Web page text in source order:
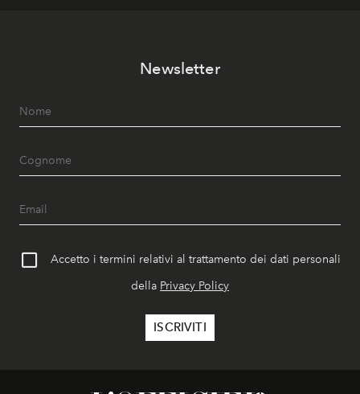
Newsletter
Accetto i termini relativi al trattamento dei dati personali
della Privacy Policy